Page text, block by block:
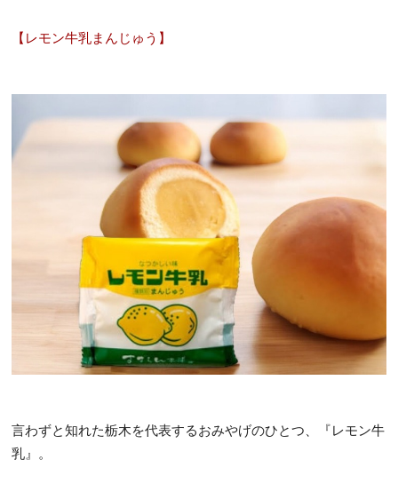
【レモン牛乳まんじゅう】
言わずと知れた栃木を代表するおみやげのひとつ、『レモン牛
乳』。